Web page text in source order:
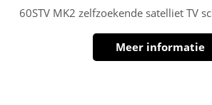
60STV MK2 zelfzoekende satelliet TV
Meer informatie